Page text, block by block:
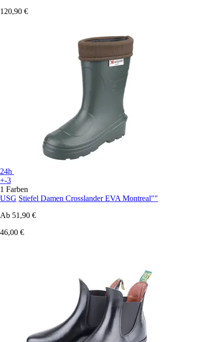
120,90 €
24h
+-3
1 Farben
USG Stiefel Damen Crosslander EVA Montreal""
Ab 51,90 €
46,00 €